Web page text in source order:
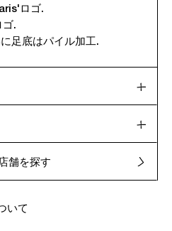
ロゴ.
ゴ.
足底はパイル加工.
舗を探す
いて